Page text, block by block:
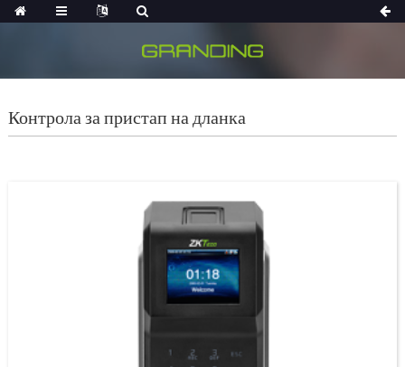
Контрола за пристап на дланка